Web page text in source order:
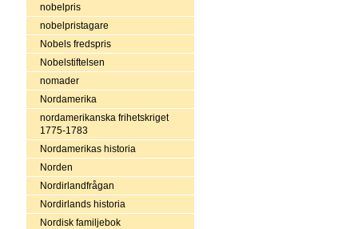
nobelpris
nobelpristagare
Nobels fredspris
Nobelstiftelsen
nomader
Nordamerika
nordamerikanska frihetskriget
1775-1783
Nordamerikas historia
Norden
Nordirlandfrågan
Nordirlands historia
Nordisk familjebok